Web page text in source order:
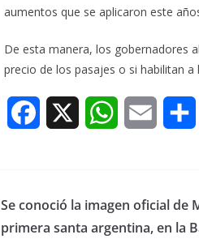
aumentos que se aplicaron este
De esta manera, los gobernadores
precio de los pasajes o si habilitan
e
W
t
i
Se conoció la imagen oficial de
primera santa argentina, en la